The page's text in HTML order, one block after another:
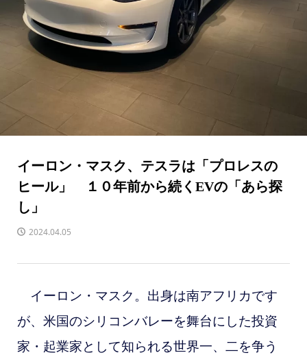
イーロン・マスク、テスラは「プロレスの
ヒール」 １０年前から続くEVの「あら探
し」
2024.04.05
イーロン・マスク。出身は南アフリカです
が、米国のシリコンバレーを舞台にした投資
家・起業家として知られる世界一、二を争う